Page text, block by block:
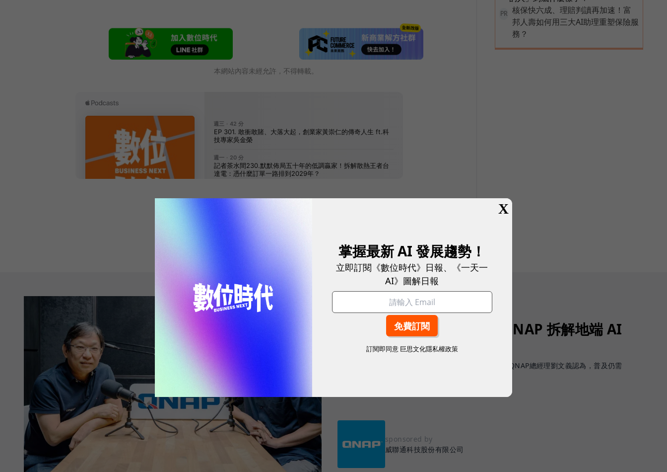
本網站內容未經允許，不得轉載。
PR
核保快六成、理賠判讀再加速！富
邦人壽如何用三大AI助理重塑保險服
務？
2026.08.05|AI與大數據
AI NAS 何時才值得部署？QNAP 拆解地端 AI
的成本、算力與資料門檻
地端AI瓶頸不只模型，而是資料安全調用與算力成本。QNAP總經理劉文義認為，普及仍需
sponsored by
威聯通科技股份有限公司
X
掌握最新 AI 發展趨勢！
立即訂閱《數位時代》日報、《一天一
AI》圖解日報
訂閱即同意 巨思文化隱私權政策